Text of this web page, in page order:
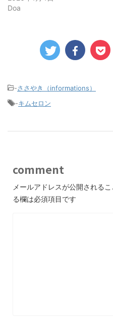
Doa
-ささやき（informations）
-キムセロン
comment
メールアドレスが公開されるこ
る欄は必須項目です